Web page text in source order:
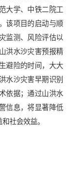
大学、中铁二院工
该项目的启动与顺
监测、风险评估以
洪水沙灾害预报精
避险的时间，大大
水沙灾害早期识别
依据；通过山洪水
信息，将显著降低
社会效益。